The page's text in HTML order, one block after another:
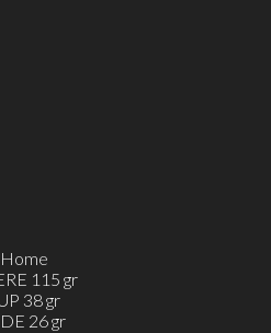
115 gr
38 gr
26 gr